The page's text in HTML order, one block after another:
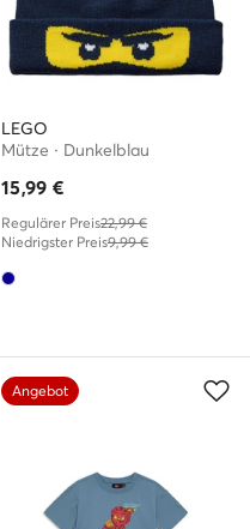
LEGO
Mütze · Dunkelblau
15,99 €
Regulärer Preis22,99 €
Niedrigster Preis9,99 €
Angebot